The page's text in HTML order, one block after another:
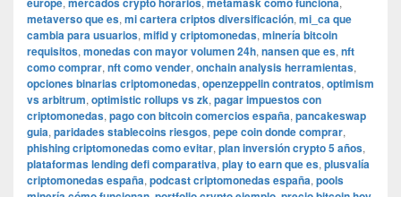
metaverso que es, mi cartera criptos diversificación, mi_ca que
cambia para usuarios, mifid y criptomonedas, minería bitcoin
requisitos, monedas con mayor volumen 24h, nansen que es, nft
como comprar, nft como vender, onchain analysis herramientas,
opciones binarias criptomonedas, openzeppelin contratos, optimism
vs arbitrum, optimistic rollups vs zk, pagar impuestos con
criptomonedas, pago con bitcoin comercios españa, pancakeswap
guia, paridades stablecoins riesgos, pepe coin donde comprar,
phishing criptomonedas como evitar, plan inversión crypto 5 años,
plataformas lending defi comparativa, play to earn que es, plusvalía
criptomonedas españa, podcast criptomonedas españa, pools